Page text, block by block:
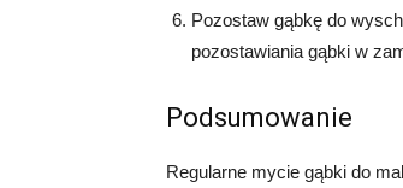
Pozostaw gąbkę do
pozostawiania gąbki w
Podsumowanie
Regularne mycie gąbki do